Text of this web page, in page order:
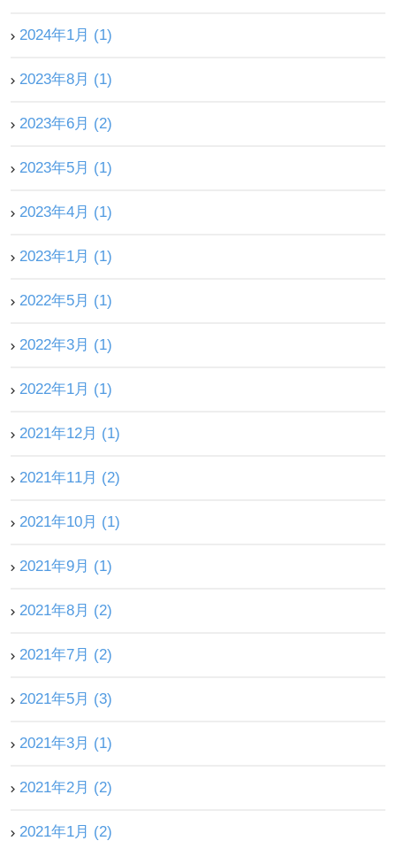
2024年1月 (1)
2023年8月 (1)
2023年6月 (2)
2023年5月 (1)
2023年4月 (1)
2023年1月 (1)
2022年5月 (1)
2022年3月 (1)
2022年1月 (1)
2021年12月 (1)
2021年11月 (2)
2021年10月 (1)
2021年9月 (1)
2021年8月 (2)
2021年7月 (2)
2021年5月 (3)
2021年3月 (1)
2021年2月 (2)
2021年1月 (2)